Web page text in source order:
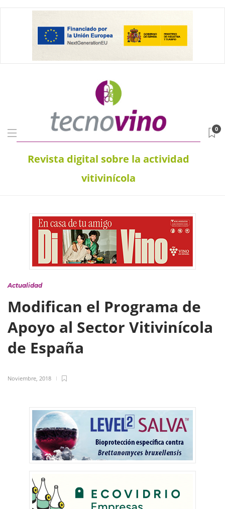
Revista digital sobre la actividad
vitivinícola
0
Actualidad
Modifican el Programa de
Apoyo al Sector Vitivinícola
de España
Noviembre, 2018